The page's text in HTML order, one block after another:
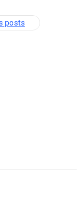
posts